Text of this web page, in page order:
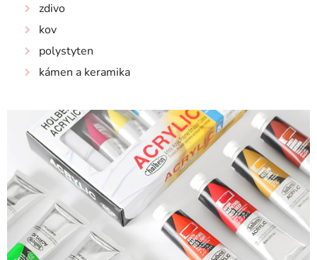
zdivo
kov
polystyten
kámen a keramika